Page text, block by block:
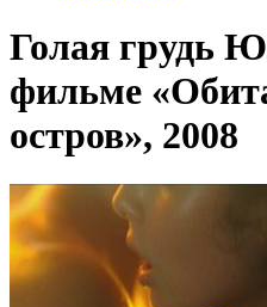
Голая грудь
фильме
остров», 2008